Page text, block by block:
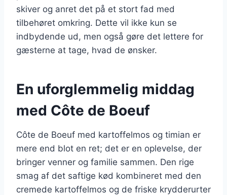
skiver og anret det på et stort fad med
tilbehøret omkring. Dette vil ikke kun se
indbydende ud, men også gøre det lettere for
gæsterne at tage, hvad de ønsker.
En uforglemmelig middag
med Côte de Boeuf
Côte de Boeuf med kartoffelmos og timian er
mere end blot en ret; det er en oplevelse, der
bringer venner og familie sammen. Den rige
smag af det saftige kød kombineret med den
cremede kartoffelmos og de friske krydderurter